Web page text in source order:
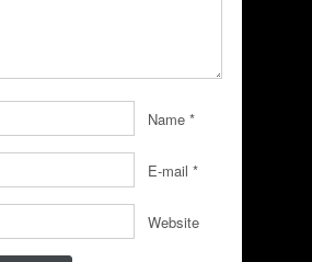
Name *
E-mail *
Website